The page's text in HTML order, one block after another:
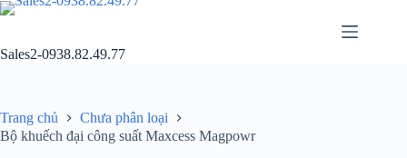
Chuyển
nội
Sales2-0938.82.49.77
Trang chủ
Chưa phân loại
Bộ khuếch đại công suất Maxcess Magpowr